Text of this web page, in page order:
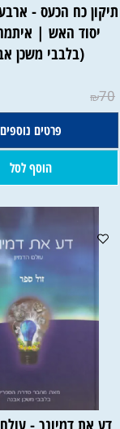
כח הכעס -
יסוד האש |
(בלבבי משכן
₪70
פרטים נוספים
הוסף לסל